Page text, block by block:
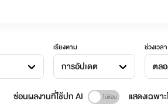
เรียงตาม
การอัปเดต
ช่วงเวลา
ตล
ซ่อนผลงานที่ใช้ปก AI แสดงเฉพา